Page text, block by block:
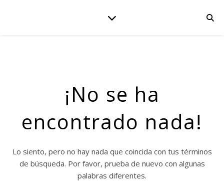
¡No se ha
encontrado nada!
Lo siento, pero no hay nada que coincida con tus términos
de búsqueda. Por favor, prueba de nuevo con algunas
palabras diferentes.